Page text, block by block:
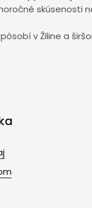
skúsenosti
v Žiline a